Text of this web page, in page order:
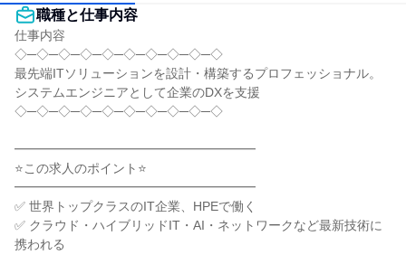
職種と仕事内容
仕事内容
◇─◇─◇─◇─◇─◇─◇─◇─◇─◇
最先端ITソリューションを設計・構築するプロフェッショナル。
システムエンジニアとして企業のDXを支援
◇─◇─◇─◇─◇─◇─◇─◇─◇─◇
━━━━━━━━━━━━━━━━━━━
⭐この求人のポイント⭐
━━━━━━━━━━━━━━━━━━━
✅ 世界トップクラスのIT企業、HPEで働く
✅ クラウド・ハイブリッドIT・AI・ネットワークなど最新技術に
携われる